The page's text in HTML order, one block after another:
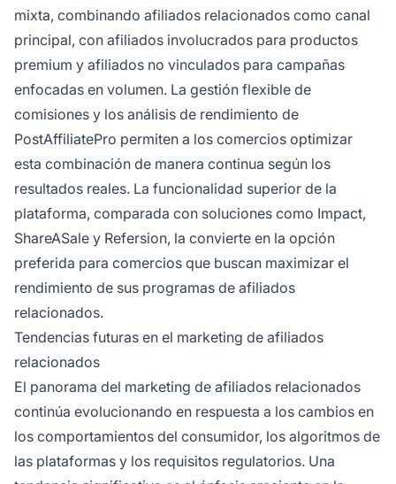
mixta, combinando afiliados relacionados como canal
principal, con afiliados involucrados para productos
premium y afiliados no vinculados para campañas
enfocadas en volumen. La gestión flexible de
comisiones y los análisis de rendimiento de
PostAffiliatePro permiten a los comercios optimizar
esta combinación de manera continua según los
resultados reales. La funcionalidad superior de la
plataforma, comparada con soluciones como Impact,
ShareASale y Refersion, la convierte en la opción
preferida para comercios que buscan maximizar el
rendimiento de sus programas de afiliados
relacionados.
Tendencias futuras en el marketing de afiliados
relacionados
El panorama del marketing de afiliados relacionados
continúa evolucionando en respuesta a los cambios en
los comportamientos del consumidor, los algoritmos de
las plataformas y los requisitos regulatorios. Una